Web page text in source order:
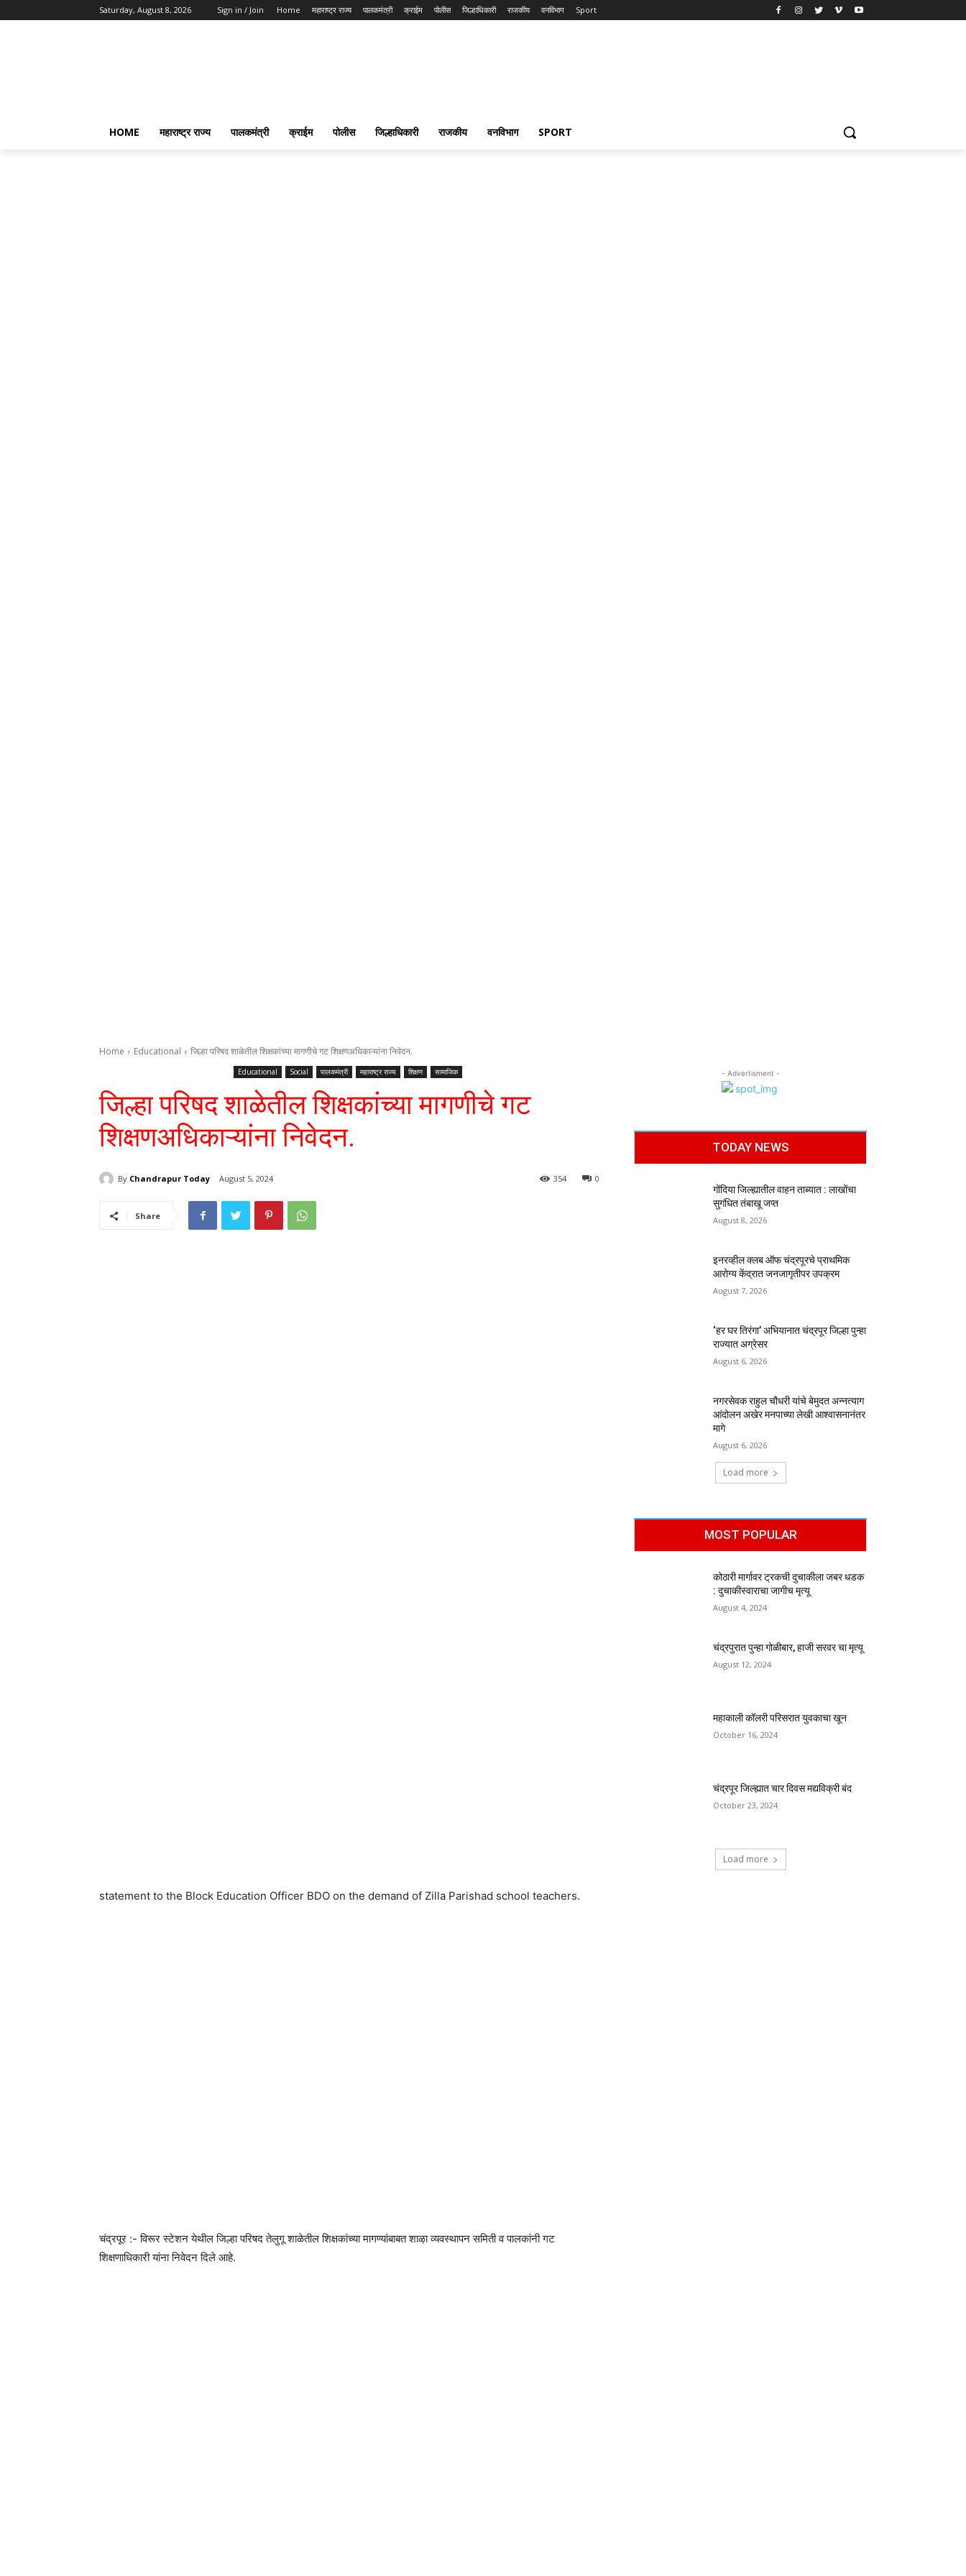
Saturday, August 8, 2026 Sign in / Join Home महाराष्ट्र राज्य पालकमंत्री क्राईम पोलीस जिल्हाधिकारी राजकीय वनविभाग Sport
HOME महाराष्ट्र राज्य पालकमंत्री क्राईम पोलीस जिल्हाधिकारी राजकीय वनविभाग SPORT
Home Educational जिल्हा परिषद शाळेतील शिक्षकांच्या मागणीचे गट शिक्षणअधिकाऱ्यांना निवेदन.
Educational Social पालकमंत्री महाराष्ट्र राज्य शिक्षण सामाजिक
जिल्हा परिषद शाळेतील शिक्षकांच्या मागणीचे गट
शिक्षणअधिकाऱ्यांना निवेदन.
By Chandrapur Today August 5, 2024 0
354
Share
statement to the Block Education Officer BDO on the demand of Zilla Parishad school teachers.
चंद्रपूर :- विरूर स्टेशन येथील जिल्हा परिषद तेलुगू शाळेतील शिक्षकांच्या मागण्यांबाबत शाऴा व्यवस्थापन समिती व पालकांनी गट
शिक्षणाधिकारी यांना निवेदन दिले आहे.
- Advertisment -
TODAY NEWS
गोंदिया जिल्ह्यातील वाहन ताब्यात : लाखोंचा
सुगंधित तंबाखू जप्त
August 8, 2026
इनरव्हील क्लब ऑफ चंद्रपूरचे प्राथमिक
आरोग्य केंद्रात जनजागृतीपर उपक्रम
August 7, 2026
‘हर घर तिरंगा’ अभियानात चंद्रपूर जिल्हा पुन्हा
राज्यात अग्रेसर
August 6, 2026
नगरसेवक राहुल चौधरी यांचे बेमुदत अन्नत्याग
आंदोलन अखेर मनपाच्या लेखी आश्वासनानंतर
मागे
August 6, 2026
Load more
MOST POPULAR
कोठारी मार्गावर ट्रकची दुचाकीला जबर धडक
: दुचाकीस्वाराचा जागीच मृत्यू
August 4, 2024
चंद्रपुरात पुन्हा गोळीबार, हाजी सरवर चा मृत्यू
August 12, 2024
महाकाली कॉलरी परिसरात युवकाचा खून
October 16, 2024
चंद्रपूर जिल्ह्यात चार दिवस मद्यविक्री बंद
October 23, 2024
Load more